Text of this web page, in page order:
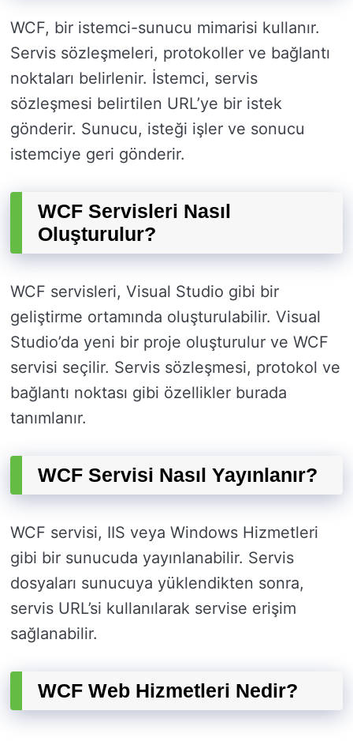
WCF, bir istemci-sunucu mimarisi kullanır.
Servis sözleşmeleri, protokoller ve bağlantı
noktaları belirlenir. İstemci, servis
sözleşmesi belirtilen URL’ye bir istek
gönderir. Sunucu, isteği işler ve sonucu
istemciye geri gönderir.
WCF Servisleri Nasıl
Oluşturulur?
WCF servisleri, Visual Studio gibi bir
geliştirme ortamında oluşturulabilir. Visual
Studio’da yeni bir proje oluşturulur ve WCF
servisi seçilir. Servis sözleşmesi, protokol ve
bağlantı noktası gibi özellikler burada
tanımlanır.
WCF Servisi Nasıl Yayınlanır?
WCF servisi, IIS veya Windows Hizmetleri
gibi bir sunucuda yayınlanabilir. Servis
dosyaları sunucuya yüklendikten sonra,
servis URL’si kullanılarak servise erişim
sağlanabilir.
WCF Web Hizmetleri Nedir?